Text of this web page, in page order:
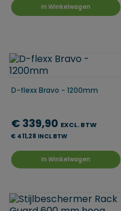
In Winkelwagen
D-flexx Bravo - 1200mm
€ 339,90 EXCL. BTW
€ 411,28 INCL BTW
In Winkelwagen